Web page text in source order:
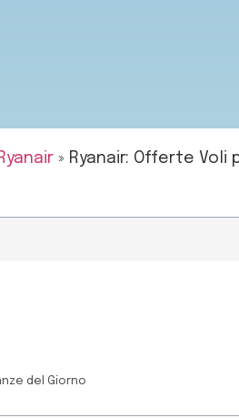
» Ryanair: Offerte Voli
del Giorno